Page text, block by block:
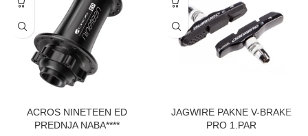
ACROS NINETEEN ED
PREDNJA NABA****
JAGWIRE PAKNE V-BRAKE
PRO 1.PAR